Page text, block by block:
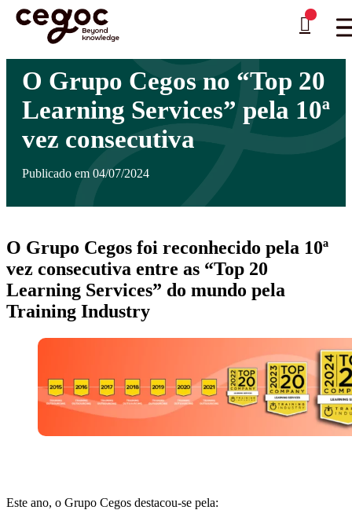
Skip to main content
Está aqui:Home >Notícias
O Grupo Cegos no “Top 20 Learning Services” pela 10ª
vez consecutiva
O Grupo Cegos no “Top 20
Learning Services” pela 10ª
vez consecutiva
Publicado em 04/07/2024
O Grupo Cegos foi reconhecido pela 10ª
vez consecutiva entre as “Top 20
Learning Services” do mundo pela
Training Industry
Este ano, o Grupo Cegos destacou-se pela: